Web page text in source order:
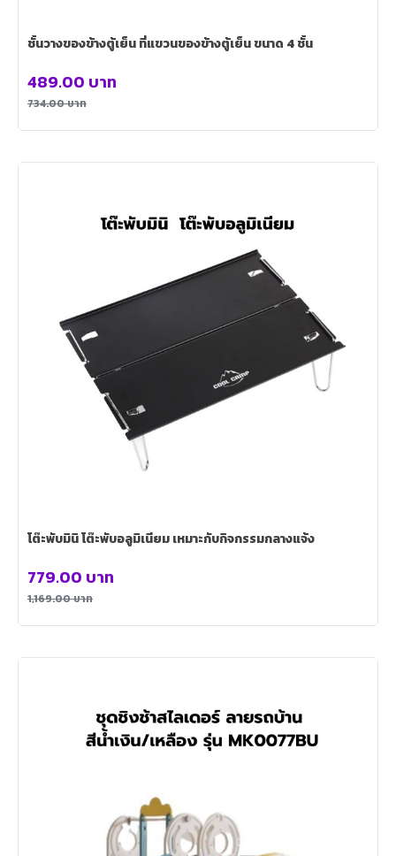
ชั้นวางของข้างตู้เย็น ที่แขวนของข้างตู้เย็น ขนาด 4 ชั้น
734.00บาท
489.00 บาท
โต๊ะพับมินิ โต๊ะพับอลูมิเนียม เหมาะกับกิจกรรมกลางแจ้ง
1,169.00บาท
779.00 บาท